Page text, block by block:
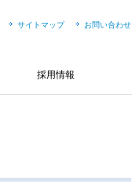
サイトマップ お問い合わせ
採用情報